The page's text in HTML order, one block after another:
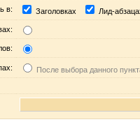
в: Заголовках Лид-
После выбора данного